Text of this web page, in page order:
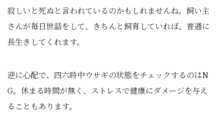
寂しいと死ぬと言われているのかもしれませんね。飼い主
さんが毎日世話をして、きちんと飼育していれば、普通に
長生きしてくれます。
逆に心配で、四六時中ウサギの状態をチェックするのはN
G。休まる時間が無く、ストレスで健康にダメージを与え
ることもあります。